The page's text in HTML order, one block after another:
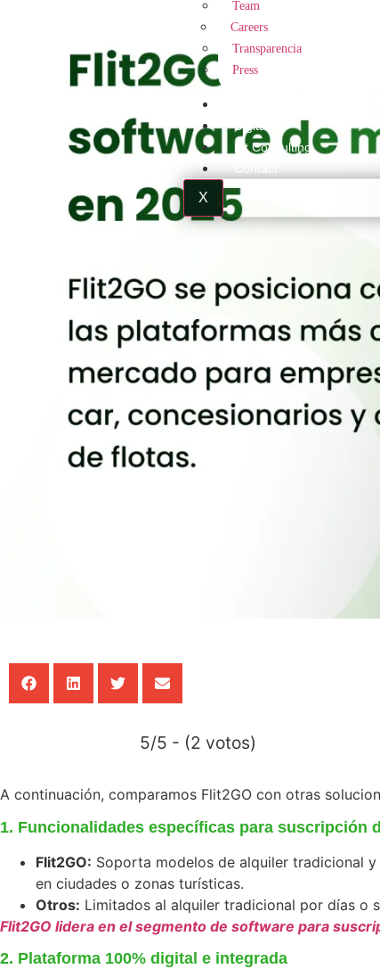
Team
Careers
Transparencia
Press
Digital Kit
Kit Consulting
X
5/5 - (2 votos)
A continuación, comparamos Flit2GO con otras
1. Funcionalidades específicas para suscripción
Flit2GO: Soporta modelos de alquiler tradicional
en ciudades o zonas turísticas.
Otros: Limitados al alquiler tradicional por días o
Flit2GO lidera en el segmento de software para
2. Plataforma 100% digital e integrada